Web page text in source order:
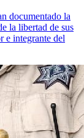
documentado la
la libertad de sus
e integrante del